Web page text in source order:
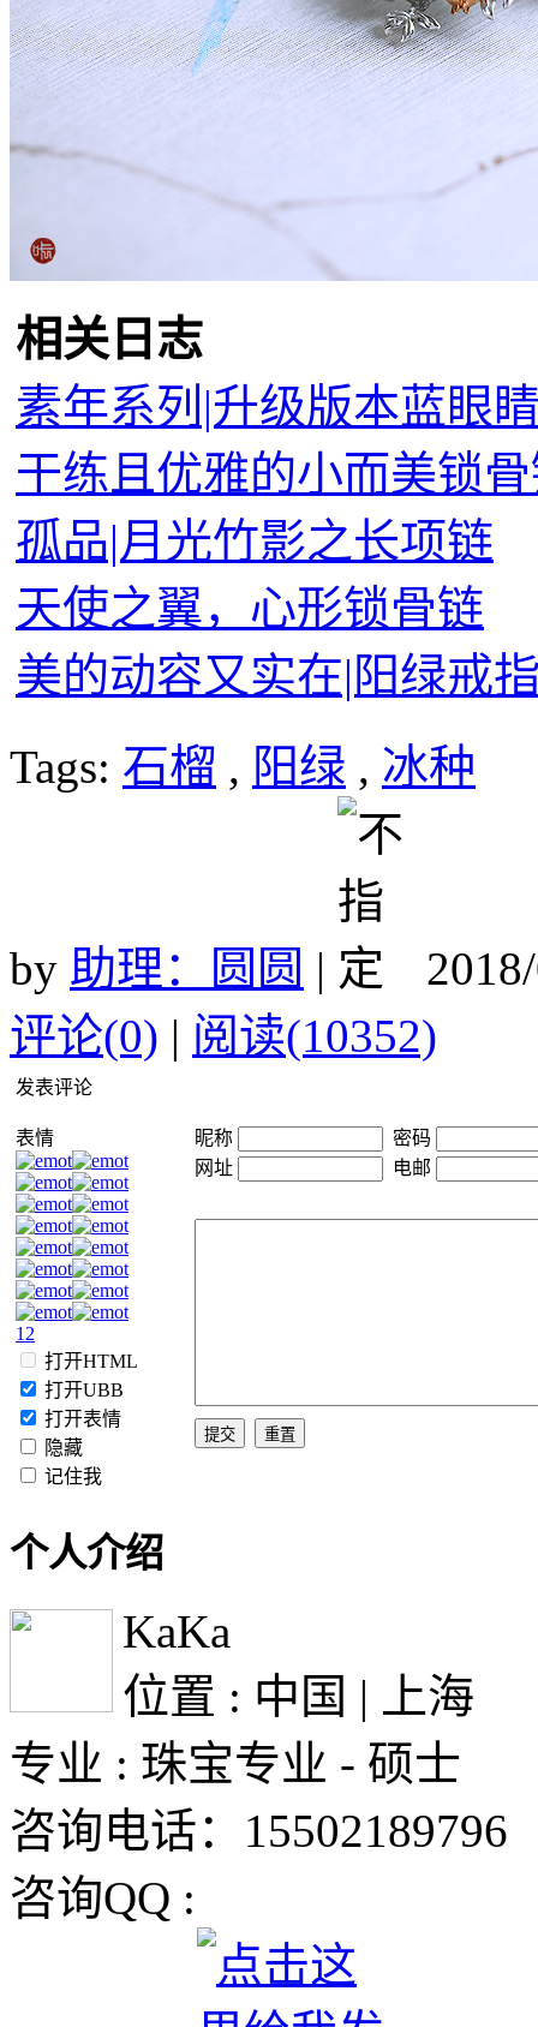
相关日志
素年系列|升级版本蓝眼
干练且优雅的小而美锁
孤品|月光竹影之长项链
天使之翼，心形锁骨链
美的动容又实在|阳绿戒
Tags: 石榴 , 阳绿 , 冰种
by 助理：圆圆 |
评论(0) | 阅读(10352)
发表评论
表情
1 2
打开HTML
打开UBB
打开表情
隐藏
记住我
昵称
密码
网址
电邮
个人介绍
KaKa
位置 : 中国 | 上海
专业 : 珠宝专业 - 硕士
咨询电话：15502189796
咨询QQ :